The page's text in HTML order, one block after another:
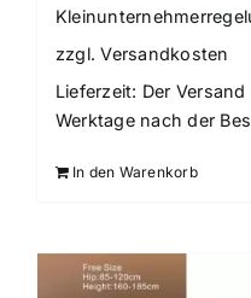
zzgl.Versandkosten
Lieferzeit: Der
Werktage nach der
In den Warenkorb